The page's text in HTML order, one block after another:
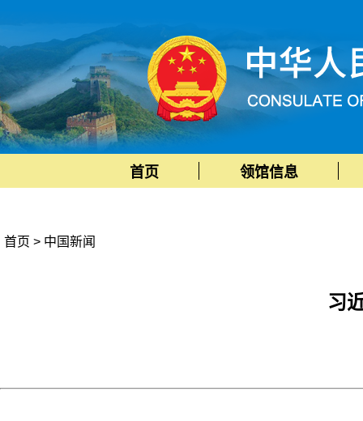
首页 领馆信息
首页 > 中国新闻
习